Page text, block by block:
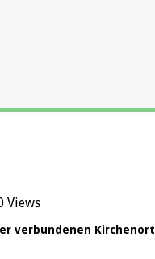
Views
verbundenen